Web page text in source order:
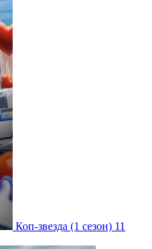
Коп-звезда (1 сезон) 11